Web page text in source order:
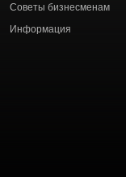
Советы бизнесменам
Информация